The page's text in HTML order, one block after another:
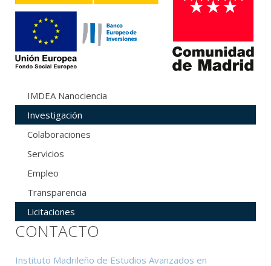
IMDEA Nanociencia
Investigación
Colaboraciones
Servicios
Empleo
Transparencia
Licitaciones
CONTACTO
Instituto Madrileño de Estudios Avanzados en